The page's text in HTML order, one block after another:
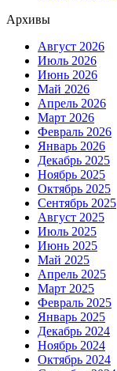
Архивы
Август 2026
Июль 2026
Июнь 2026
Май 2026
Апрель 2026
Март 2026
Февраль 2026
Январь 2026
Декабрь 2025
Ноябрь 2025
Октябрь 2025
Сентябрь 2025
Август 2025
Июль 2025
Июнь 2025
Май 2025
Апрель 2025
Март 2025
Февраль 2025
Январь 2025
Декабрь 2024
Ноябрь 2024
Октябрь 2024